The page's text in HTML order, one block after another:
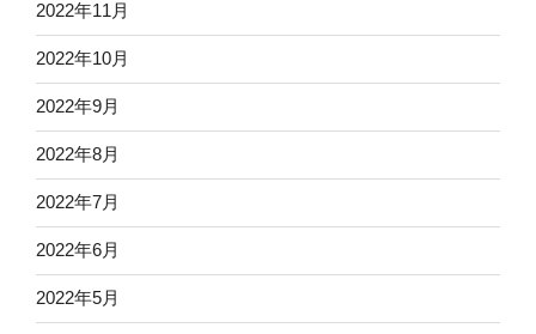
2022年11月
2022年10月
2022年9月
2022年8月
2022年7月
2022年6月
2022年5月